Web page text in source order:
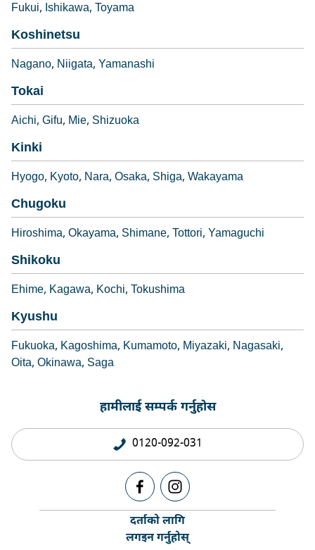
Fukui Ishikawa Toyama
Koshinetsu
Nagano Niigata Yamanashi
Tokai
Aichi Gifu Mie Shizuoka
Kinki
Hyogo Kyoto Nara Osaka Shiga Wakayama
Chugoku
Hiroshima Okayama Shimane Tottori Yamaguchi
Shikoku
Ehime Kagawa Kochi Tokushima
Kyushu
Fukuoka Kagoshima Kumamoto Miyazaki Nagasaki
Oita Okinawa Saga
हामीलाई सम्पर्क गर्नुहोस
0120-092-031
दर्ताको लागि
लगइन गर्नुहोस्